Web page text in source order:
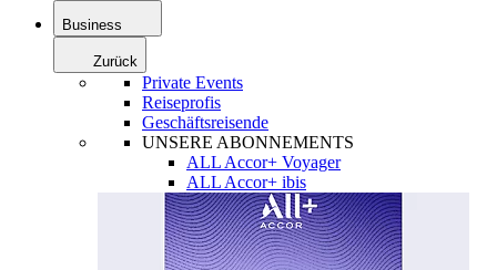
Business
Zurück
Private Events
Reiseprofis
Geschäftsreisende
UNSERE ABONNEMENTS
ALL Accor+ Voyager
ALL Accor+ ibis